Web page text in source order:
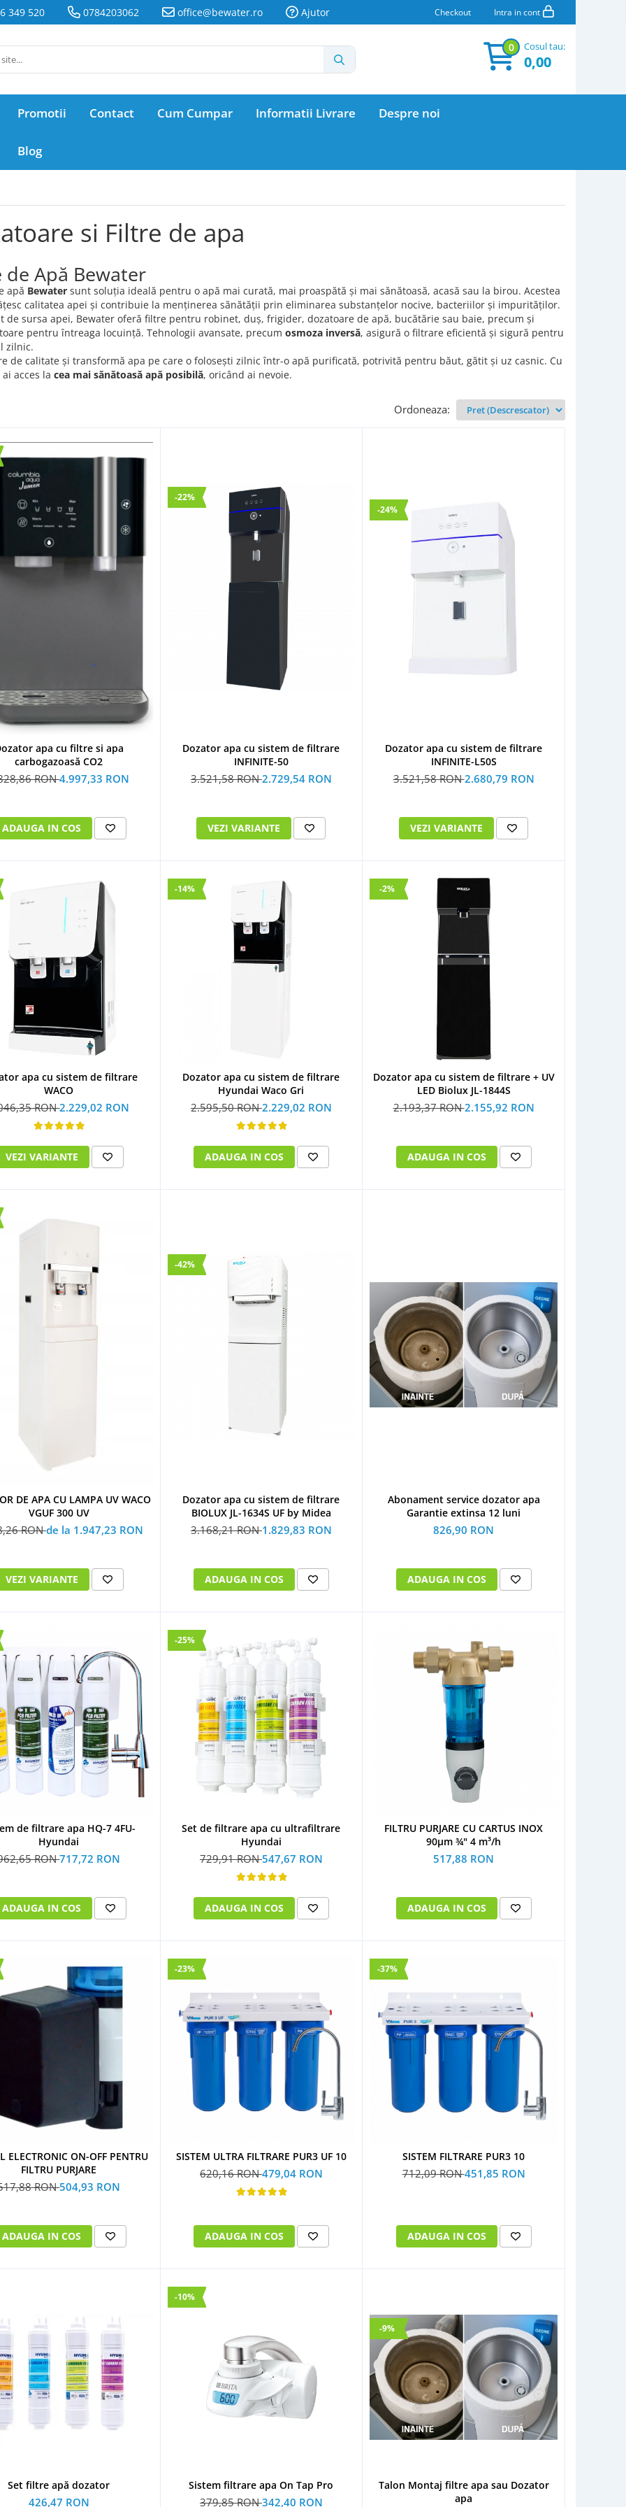
349 520 0784203062 office@bewater.ro Ajutor Checkout Intra in cont
0 Cosul tau:
0,00
Promotii Contact Cum Cumpar Informatii Livrare Despre noi
Blog
si Filtre de apa
de Apă Bewater
apă Bewater sunt soluția ideală pentru o apă mai curată, mai proaspătă și mai sănătoasă, acasă sau la birou. Acestea
calitatea apei și contribuie la menținerea sănătății prin eliminarea substanțelor nocive, bacteriilor și impurităților.
de sursa apei, Bewater oferă filtre pentru robinet, duș, frigider, dozatoare de apă, bucătărie sau baie, precum și
pentru întreaga locuință. Tehnologii avansate, precum osmoza inversă, asigură o filtrare eficientă și sigură pentru
zilnic.
de calitate și transformă apa pe care o folosești zilnic într-o apă purificată, potrivită pentru băut, gătit și uz casnic. Cu
ai acces la cea mai sănătoasă apă posibilă, oricând ai nevoie.
Ordoneaza:
apa cu filtre si apa
carbogazoasă CO2
RON4.997,33 RON
ADAUGA IN COS
-22%
Dozator apa cu sistem de filtrare
INFINITE-50
3.521,58 RON2.729,54 RON
VEZI VARIANTE
-24%
Dozator apa cu sistem de filtrare
INFINITE-L50S
3.521,58 RON2.680,79 RON
VEZI VARIANTE
apa cu sistem de filtrare
WACO
RON2.229,02 RON
VEZI VARIANTE
-14%
Dozator apa cu sistem de filtrare
Hyundai Waco Gri
2.595,50 RON2.229,02 RON
ADAUGA IN COS
-2%
Dozator apa cu sistem de filtrare + UV
LED Biolux JL-1844S
2.193,37 RON2.155,92 RON
ADAUGA IN COS
DE APA CU LAMPA UV WACO
VGUF 300 UV
RONde la 1.947,23 RON
VEZI VARIANTE
-42%
Dozator apa cu sistem de filtrare
BIOLUX JL-1634S UF by Midea
3.168,21 RON1.829,83 RON
ADAUGA IN COS
Abonament service dozator apa
Garantie extinsa 12 luni
826,90 RON
ADAUGA IN COS
de filtrare apa HQ-7 4FU-
Hyundai
RON717,72 RON
ADAUGA IN COS
-25%
Set de filtrare apa cu ultrafiltrare
Hyundai
729,91 RON547,67 RON
ADAUGA IN COS
FILTRU PURJARE CU CARTUS INOX
90µm ¾" 4 m³/h
517,88 RON
ADAUGA IN COS
ELECTRONIC ON-OFF PENTRU
FILTRU PURJARE
RON504,93 RON
ADAUGA IN COS
-23%
SISTEM ULTRA FILTRARE PUR3 UF 10
620,16 RON479,04 RON
ADAUGA IN COS
-37%
SISTEM FILTRARE PUR3 10
712,09 RON451,85 RON
ADAUGA IN COS
Set filtre apă dozator
426,47 RON
-10%
Sistem filtrare apa On Tap Pro
379,85 RON342,40 RON
-9%
Talon Montaj filtre apa sau Dozator
apa